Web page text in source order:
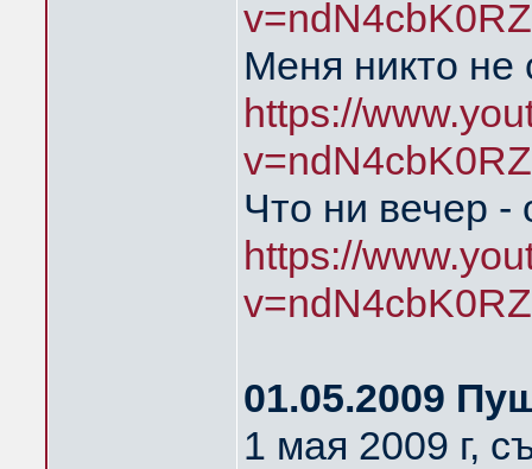
Меня никто
https://
Что ни вечер -
https://
01.05.2009
1 мая 2009 г,